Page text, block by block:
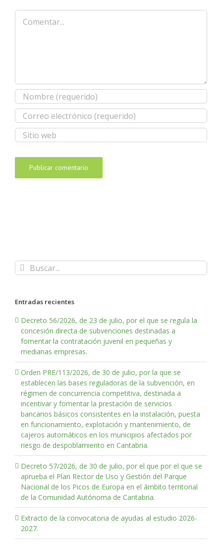
Comentar
Buscar:
Entradas recientes
Decreto 56/2026, de 23 de julio, por el que se regula la
concesión directa de subvenciones destinadas a
fomentar la contratación juvenil en pequeñas y
medianas empresas.
Orden PRE/113/2026, de 30 de julio, por la que se
establecen las bases reguladoras de la subvención, en
régimen de concurrencia competitiva, destinada a
incentivar y fomentar la prestación de servicios
bancarios básicos consistentes en la instalación, puesta
en funcionamiento, explotación y mantenimiento, de
cajeros automáticos en los municipios afectados por
riesgo de despoblamiento en Cantabria.
Decreto 57/2026, de 30 de julio, por el que por el que se
aprueba el Plan Rector de Uso y Gestión del Parque
Nacional de los Picos de Europa en el ámbito territorial
de la Comunidad Autónoma de Cantabria.
Extracto de la convocatoria de ayudas al estudio 2026-
2027.